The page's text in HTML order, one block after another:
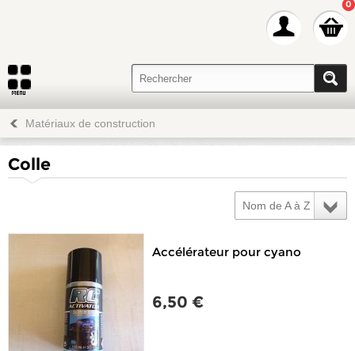
0
Matériaux de construction
Colle
Nom de A à Z
Accélérateur pour cyano
6,50 €